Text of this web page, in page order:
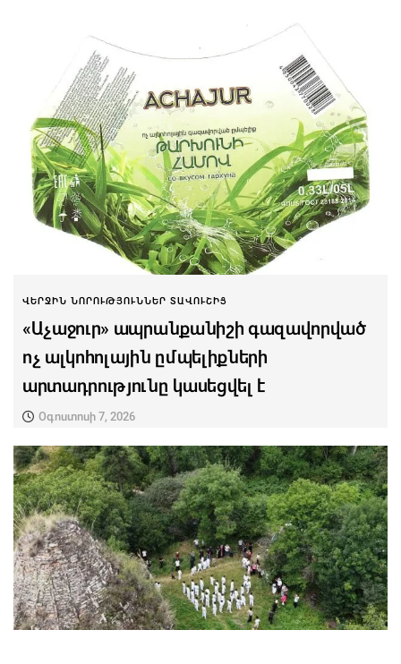
ՎԵՐՋԻՆ ՆՈՐՈՒԹՅՈՒՆՆԵՐ ՏԱՎՈՒՇԻՑ
«Աչաջուր» ապրանքանիշի գազավորված
ոչ ալկոհոլային ըմպելիքների
արտադրությունը կասեցվել է
Օգոստոսի 7, 2026